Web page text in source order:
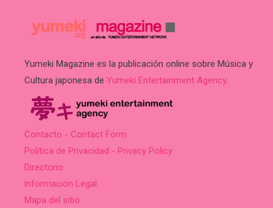
Yumeki Magazine es la publicación online sobre Música y
Cultura japonesa de Yumeki Entertainment Agency.
Contacto - Contact Form
Política de Privacidad - Privacy Policy
Directorio
información Legal
Mapa del sitio